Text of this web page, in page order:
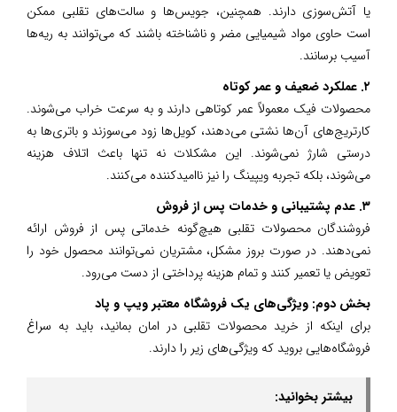
یا آتش‌سوزی دارند. همچنین، جویس‌ها و سالت‌های تقلبی ممکن
است حاوی مواد شیمیایی مضر و ناشناخته باشند که می‌توانند به ریه‌ها
آسیب برسانند.
۲. عملکرد ضعیف و عمر کوتاه
محصولات فیک معمولاً عمر کوتاهی دارند و به سرعت خراب می‌شوند.
کارتریج‌های آن‌ها نشتی می‌دهند، کویل‌ها زود می‌سوزند و باتری‌ها به
درستی شارژ نمی‌شوند. این مشکلات نه تنها باعث اتلاف هزینه
می‌شوند، بلکه تجربه ویپینگ را نیز ناامیدکننده می‌کنند.
۳. عدم پشتیبانی و خدمات پس از فروش
فروشندگان محصولات تقلبی هیچ‌گونه خدماتی پس از فروش ارائه
نمی‌دهند. در صورت بروز مشکل، مشتریان نمی‌توانند محصول خود را
تعویض یا تعمیر کنند و تمام هزینه پرداختی از دست می‌رود.
بخش دوم: ویژگی‌های یک فروشگاه معتبر ویپ و پاد
برای اینکه از خرید محصولات تقلبی در امان بمانید، باید به سراغ
فروشگاه‌هایی بروید که ویژگی‌های زیر را دارند.
بیشتر بخوانید: